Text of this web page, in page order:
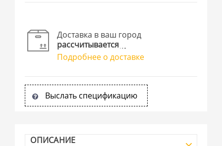
Доставка в ваш город
рассчитывается
Подробнее о доставке
Выслать спецификацию
ОПИСАНИЕ